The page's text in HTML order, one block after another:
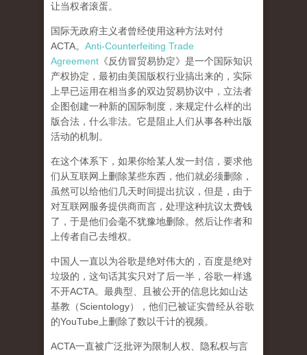
让当权者滚蛋。
国际无政府主义者曾经使用这种方法对付
ACTA。 Anti-Counterfeiting Trade
Agreement 《反仿冒贸易协定》是一个国际知识
产权协定，最初由美国版权行业搞出来的，实际
上早已运用在相当多的双边贸易协议中，立法者
企图创建一种新的国际制度，来规定什么样的出
版合法，什么非法。它是阻止人们从事各种出版
活动的机制。
在这个体系下，如果你给某人发一封信，要求他
们从互联网上删除某些东西，他们就必须删除，
虽然可以给他们几天时间提出抗议，但是，由于
对互联网服务提供商而言，处理这种抗议太费钱
了，于是他们会毫不犹豫地删除。然后让作者和
上传者自己去维权。
中国人一直以为谷歌是绝对伟大的，百度是绝对
垃圾的，这句话其实只对了后一半，谷歌一样逃
不开ACTA。最典型、且被公开的信息比如山达
基教（Scientology），他们已被证实曾经从谷歌
的YouTube上删除了数以千计的视频。
ACTA一直被广泛批评为限制人权、隐私权与言